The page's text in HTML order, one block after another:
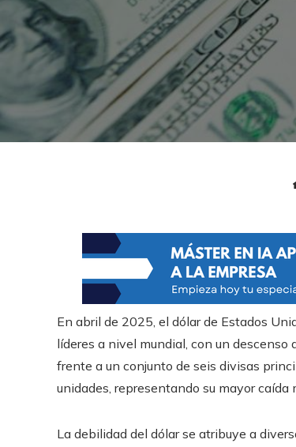
En abril de 2025, el dólar de Estados
líderes a nivel mundial, con un descenso
frente a un conjunto de seis divisas
unidades, representando su mayor
La debilidad del dólar se atribuye a